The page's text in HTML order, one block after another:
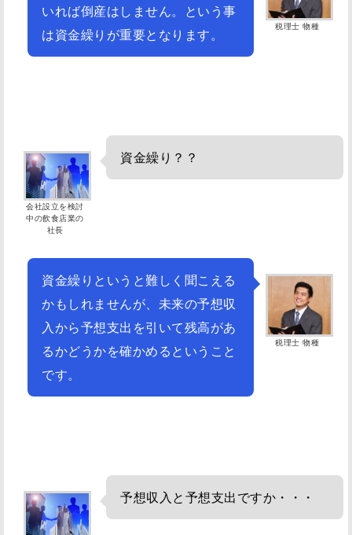
いれば倒産はしません。という事
は資金繰りが重要となります。
税理士 物種
資金繰り？？
会社設立を検討
中の飲食店業の
社長
資金繰りというと難しく聞こえる
かもしれませんが、未来の予想収
入から予想支出を引いて残高があ
るかどうかを確かめるということ
です。
税理士 物種
予想収入と予想支出ですか・・・